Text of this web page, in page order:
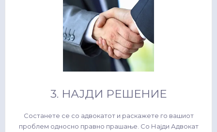
3. НАЈДИ РЕШЕНИЕ
Состанете се со адвокатот и раскажете го вашиот
проблем односно правно прашање. Со Најди Адвокат